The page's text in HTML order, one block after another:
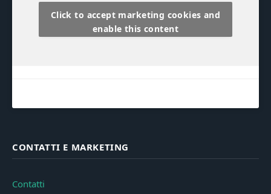
Click to accept marketing cookies and
enable this content
CONTATTI E MARKETING
Contatti